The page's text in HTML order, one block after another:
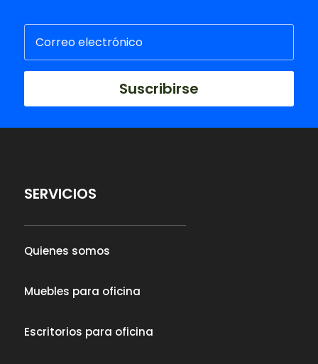
Suscribirse
SERVICIOS
Quienes somos
Muebles para oficina
Escritorios para oficina